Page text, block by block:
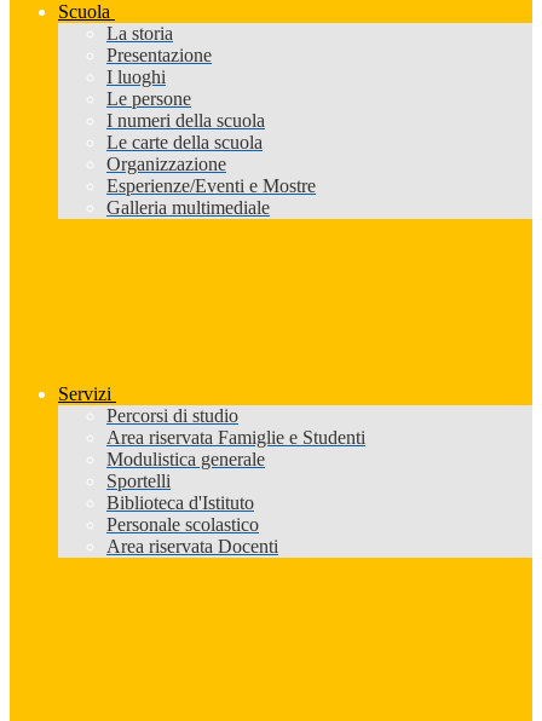
Scuola
La storia
Presentazione
I luoghi
Le persone
I numeri della scuola
Le carte della scuola
Organizzazione
Esperienze/Eventi e Mostre
Galleria multimediale
Servizi
Percorsi di studio
Area riservata Famiglie e Studenti
Modulistica generale
Sportelli
Biblioteca d'Istituto
Personale scolastico
Area riservata Docenti